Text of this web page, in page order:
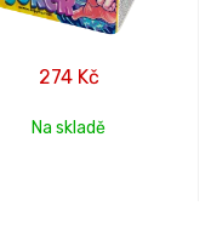
274 Kč
Na skladě